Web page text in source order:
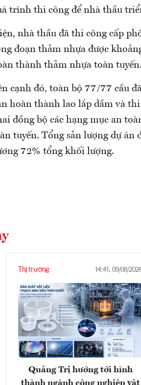
trình thi công để nhà thầu
nhà thầu đã thi công cấp
đoạn thảm nhựa được
thành thảm nhựa toàn tuyến.
cạnh đó, toàn bộ 77/77 cầu
hoàn thành lao lắp dầm và
đồng bộ các hạng mục an
tuyến. Tổng sản lượng dự án
72% tổng khối lượng.
Thị trường 14:41, 09/08/
Quảng Trị hướng tới hình
thành ngành công nghiệp vật